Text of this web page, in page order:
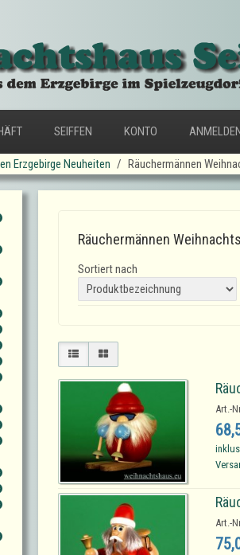
SEIFFEN KONTO
Erzgebirge Neuheiten Räuchermännen
Räuchermännen
Sortiert nach
Art.-
Art.-